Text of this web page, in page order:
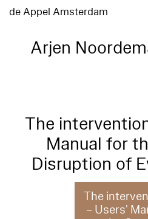
de Appel Amsterdam
Arjen
The
Manual for
Disruption of
The
– Users'